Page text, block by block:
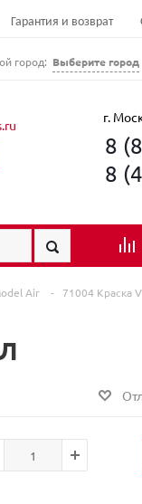
Гарантия и возврат
город: Выберите город
г.
8
8
Air -
71004 Краска